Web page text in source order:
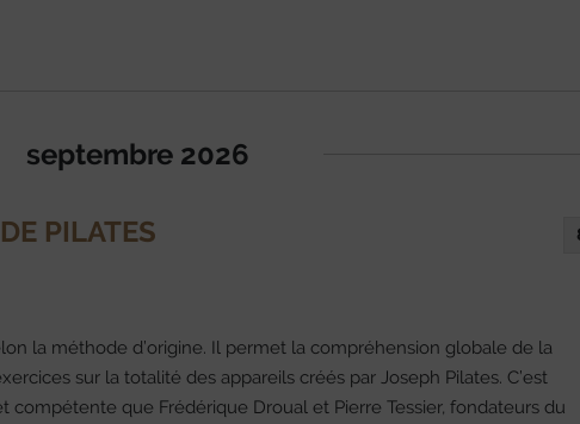
septembre 2026
PILATES
la méthode d’origine. Il permet la compréhension globale de la
sur la totalité des appareils créés par Joseph Pilates. C’est
compétente que Frédérique Droual et Pierre Tessier, fondateurs du